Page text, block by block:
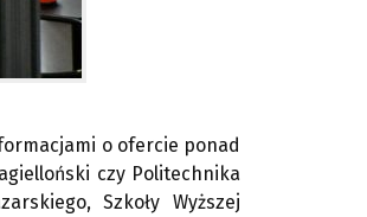
o ofercie ponad
czy Politechnika
Szkoły Wyższej